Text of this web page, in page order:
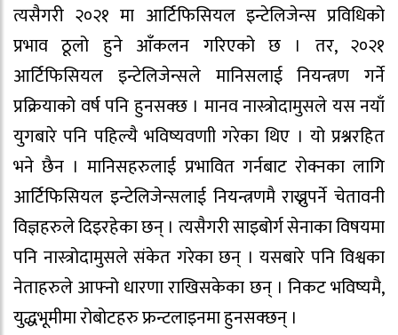
त्यसैगरी २०२१ मा आर्टिफिसियल इन्टेलिजेन्स प्रविधिको
प्रभाव ठूलो हुने आँकलन गरिएको छ । तर, २०२१
आर्टिफिसियल इन्टेलिजेन्सले मानिसलाई नियन्त्रण गर्ने
प्रक्रियाको वर्ष पनि हुनसक्छ । मानव नास्त्रोदामुसले यस नयाँ
युगबारे पनि पहिल्यै भविष्यवणाी गरेका थिए । यो प्रश्नरहित
भने छैन । मानिसहरुलाई प्रभावित गर्नबाट रोक्नका लागि
आर्टिफिसियल इन्टेलिजेन्सलाई नियन्त्रणमै राख्नुपर्ने चेतावनी
विज्ञहरुले दिइरहेका छन् । त्यसैगरी साइबोर्ग सेनाका विषयमा
पनि नास्त्रोदामुसले संकेत गरेका छन् । यसबारे पनि विश्वका
नेताहरुले आफ्नो धारणा राखिसकेका छन् । निकट भविष्यमै,
युद्धभूमीमा रोबोटहरु फ्रन्टलाइनमा हुनसक्छन् ।